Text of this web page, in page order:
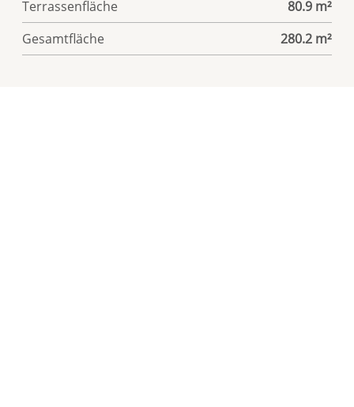
Terrassenfläche
80.9 m²
Gesamtfläche
280.2 m²